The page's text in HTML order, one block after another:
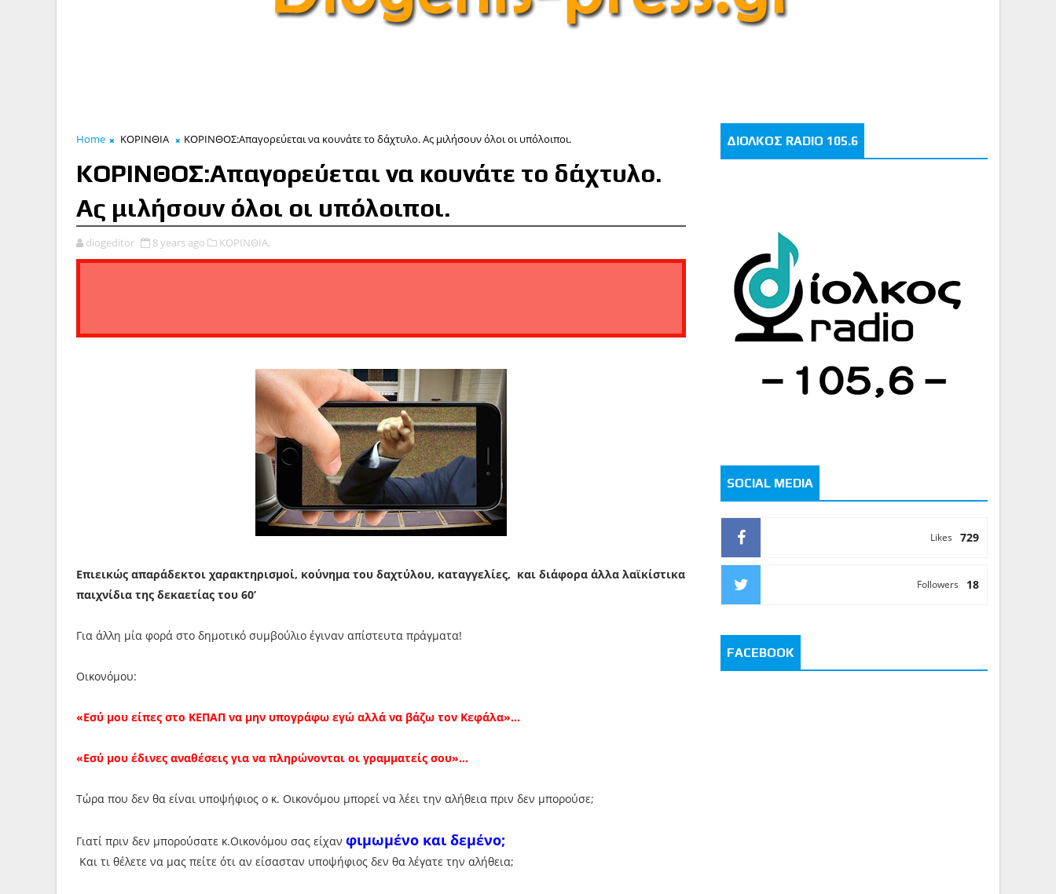
Home ΚΟΡΙΝΘΙΑ ΚΟΡΙΝΘΟΣ:Απαγορεύεται να κουνάτε το δάχτυλο. Ας μιλήσουν όλοι οι υπόλοιποι.
ΚΟΡΙΝΘΟΣ:Απαγορεύεται να κουνάτε το δάχτυλο.
Ας μιλήσουν όλοι οι υπόλοιποι.
diogeditor 8 years ago ΚΟΡΙΝΘΙΑ,
Επιεικώς απαράδεκτοι χαρακτηρισμοί, κούνημα του δαχτύλου, καταγγελίες, και διάφορα άλλα λαϊκίστικα
παιχνίδια της δεκαετίας του 60’
Για άλλη μία φορά στο δημοτικό συμβούλιο έγιναν απίστευτα πράγματα!
Οικονόμου:
«Εσύ μου είπες στο ΚΕΠΑΠ να μην υπογράφω εγώ αλλά να βάζω τον Κεφάλα»…
«Εσύ μου έδινες αναθέσεις για να πληρώνονται οι γραμματείς σου»…
Τώρα που δεν θα είναι υποψήφιος ο κ. Οικονόμου μπορεί να λέει την αλήθεια πριν δεν μπορούσε;
Γιατί πριν δεν μπορούσατε κ.Οικονόμου σας είχαν φιμωμένο και δεμένο;
Και τι θέλετε να μας πείτε ότι αν είσασταν υποψήφιος δεν θα λέγατε την αλήθεια;
ΔΙΟΛΚΟΣ RADIO 105.6
SOCIAL MEDIA
729
Likes
18
Followers
FACEBOOK